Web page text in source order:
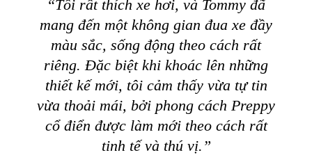
“Tôi rất thích xe hơi, và Tommy đã
mang đến một không gian đua xe đầy
màu sắc, sống động theo cách rất
riêng. Đặc biệt khi khoác lên những
thiết kế mới, tôi cảm thấy vừa tự tin
vừa thoải mái, bởi phong cách Preppy
cổ điển được làm mới theo cách rất
tinh tế và thú vị.”